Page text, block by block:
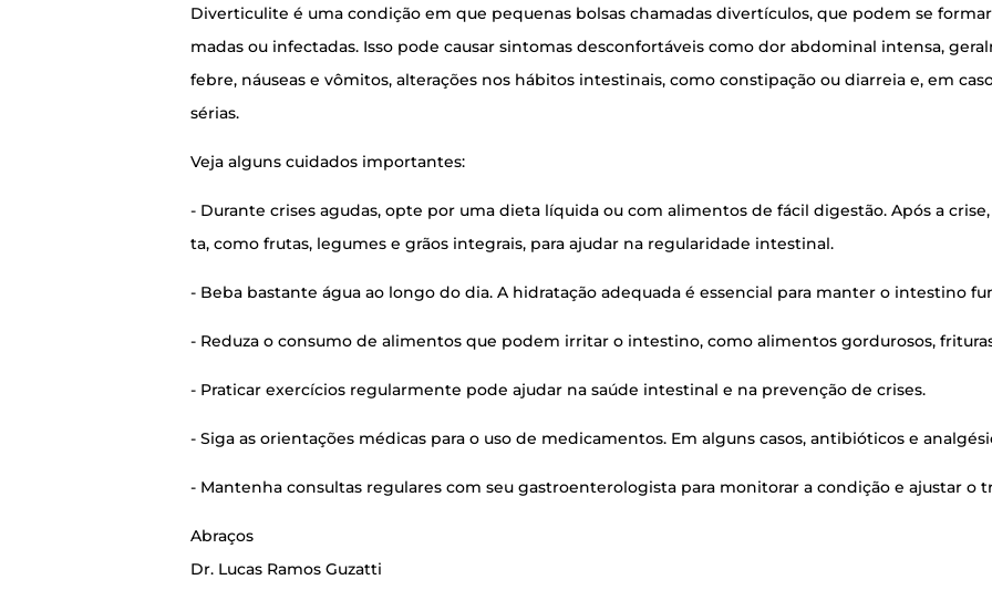
Diver­ti­cu­li­te é uma con­di­ção em que peque­nas bol­sas cha­ma­das diver­tí­cu­los, que podem se
ma­das ou infec­ta­das. Isso pode cau­sar sin­to­mas des­con­for­tá­veis como dor abdo­mi­nal inten­sa,
febre, náu­se­as e vômi­tos, alte­ra­ções nos hábi­tos intes­ti­nais, como cons­ti­pa­ção ou diar­reia e, em
sérias.
Veja alguns cui­da­dos importantes:
- Duran­te cri­ses agu­das, opte por uma die­ta líqui­da ou com ali­men­tos de fácil diges­tão. Após a
ta, como fru­tas, legu­mes e grãos inte­grais, para aju­dar na regu­la­ri­da­de intestinal.
- Beba bas­tan­te água ao lon­go do dia. A hidra­ta­ção ade­qua­da é essen­ci­al para man­ter o intes­ti­no
- Redu­za o con­su­mo de ali­men­tos que podem irri­tar o intes­ti­no, como ali­men­tos gor­du­ro­sos,
- Pra­ti­car exer­cí­ci­os regu­lar­men­te pode aju­dar na saú­de intes­ti­nal e na pre­ven­ção de crises.
- Siga as ori­en­ta­ções médi­cas para o uso de medi­ca­men­tos. Em alguns casos, anti­bió­ti­cos e
- Man­te­nha con­sul­tas regu­la­res com seu gas­tro­en­te­ro­lo­gis­ta para moni­to­rar a con­di­ção e ajus­tar o
Abra­ços
Dr. Lucas Ramos Guzat­ti